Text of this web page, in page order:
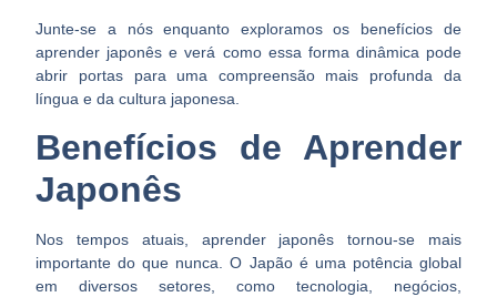
Junte-se a nós enquanto exploramos os benefícios de
aprender japonês e verá como essa forma dinâmica pode
abrir portas para uma compreensão mais profunda da
língua e da cultura japonesa.
Benefícios de Aprender
Japonês
Nos tempos atuais, aprender japonês tornou-se mais
importante do que nunca. O Japão é uma potência global
em diversos setores, como tecnologia, negócios,